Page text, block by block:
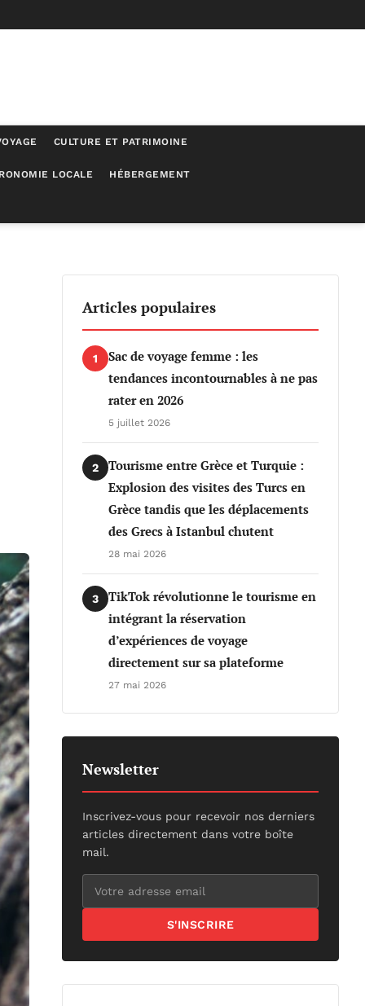
CULTURE ET PATRIMOINE
LOCALE HÉBERGEMENT
Articles populaires
1
Sac de voyage femme : les
tendances incontournables à ne pas
rater en 2026
5 juillet 2026
2
Tourisme entre Grèce et Turquie :
Explosion des visites des Turcs en
Grèce tandis que les déplacements
des Grecs à Istanbul chutent
28 mai 2026
3
TikTok révolutionne le tourisme en
intégrant la réservation
d’expériences de voyage
directement sur sa plateforme
27 mai 2026
Newsletter
Inscrivez-vous pour recevoir nos derniers
articles directement dans votre boîte
mail.
S'INSCRIRE